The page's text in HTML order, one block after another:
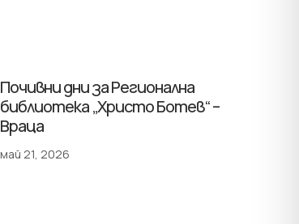
Почивни дни за Регионална
библиотека „Христо Ботев“ –
Враца
май 21, 2026